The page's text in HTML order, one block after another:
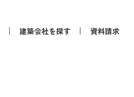
建築会社を探す 資料請求